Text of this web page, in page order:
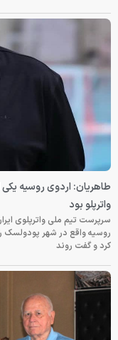
طاهریان: اردوی روسیه
واترپلو بود
سرپرست تیم ملی واترپلوی
روسیه واقع در شهر پودولسک
کرد و گفت روند